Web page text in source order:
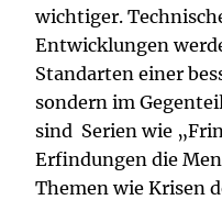
wichtiger.
Entwicklungen
Standarten einer
sondern im
sind Serien wie
Erfindungen die
Themen wie Krisen